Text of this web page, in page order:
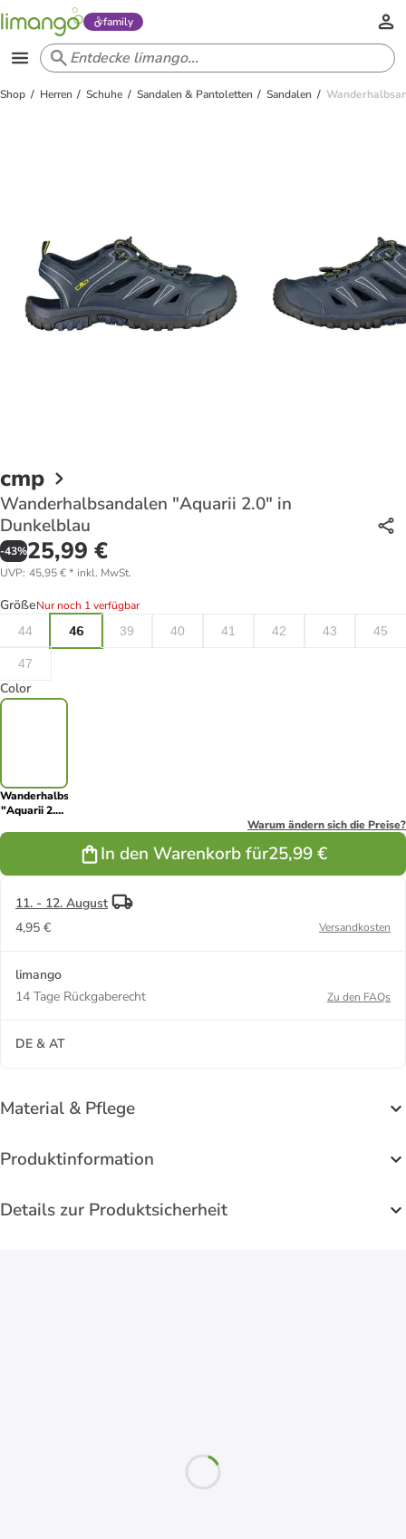
family
Shop Herren Schuhe Sandalen & Pantoletten Sandalen
cmp
Wanderhalbsandalen "Aquarii 2.0" in
Dunkelblau
-43%25,99 €
UVP: 45,95 €* inkl. MwSt.
GrößeNur noch 1 verfügbar
44
46 39 40 41 42 43 45
47
Color
Wanderhalbsandalen
"Aquarii 2.0"
Warum ändern sich die Preise?
In den Warenkorb für25,99 €
11. - 12. August
4,95 €
Versandkosten
limango
14 Tage Rückgaberecht
Zu den FAQs
DE & AT
Material & Pflege
Produktinformation
Details zur Produktsicherheit